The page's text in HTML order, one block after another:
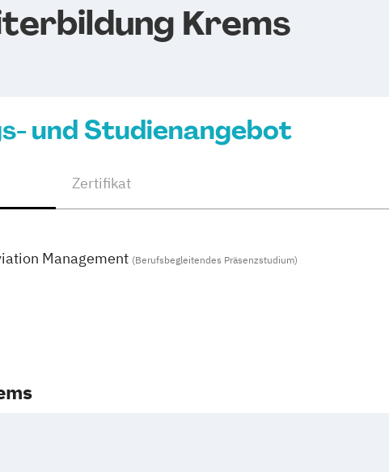
Krems
und Studienangebot
Zertifikat
Management (Berufsbegleitendes Präsenzstudium)